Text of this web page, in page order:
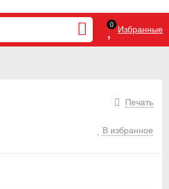
0 Избранные
Печать
В избранное